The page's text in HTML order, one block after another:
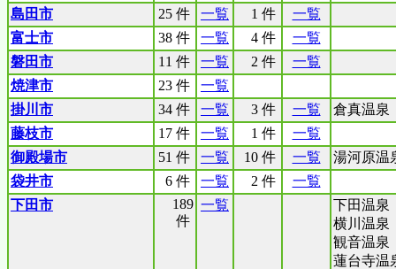
島田市
25 件 一覧 1 件
一覧
富士市
38 件 一覧 4 件
一覧
磐田市
11 件 一覧 2 件
一覧
焼津市
23 件
一覧
掛川市
34 件 一覧 3 件 一覧
倉真温泉
藤枝市
17 件 一覧 1 件
一覧
御殿場市
51 件 一覧 10 件 一覧
湯河原温
袋井市
6 件 一覧 2 件
一覧
下田市
189
件
一覧
下田温泉
横川温泉
観音温泉
蓮台寺温